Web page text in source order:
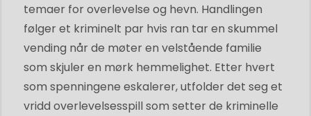
temaer for overlevelse og hevn. Handlingen
følger et kriminelt par hvis ran tar en skummel
vending når de møter en velstående familie
som skjuler en mørk hemmelighet. Etter hvert
som spenningene eskalerer, utfolder det seg et
vridd overlevelsesspill som setter de kriminelle